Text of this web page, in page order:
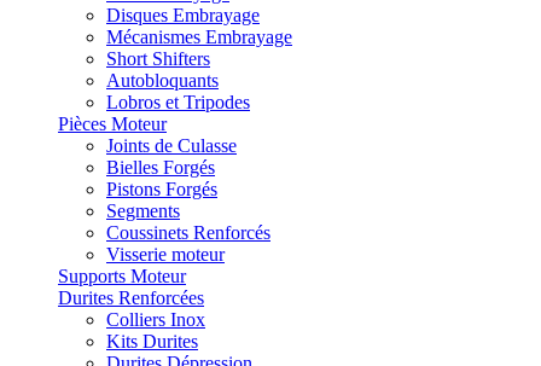
Disques Embrayage
Mécanismes Embrayage
Short Shifters
Autobloquants
Lobros et Tripodes
Pièces Moteur
Joints de Culasse
Bielles Forgés
Pistons Forgés
Segments
Coussinets Renforcés
Visserie moteur
Supports Moteur
Durites Renforcées
Colliers Inox
Kits Durites